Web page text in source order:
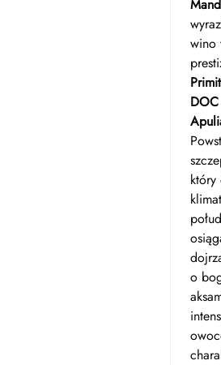
wino
DOC
o